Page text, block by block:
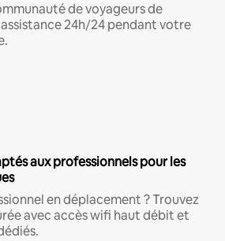
de voyageurs de
24h/24 pendant votre
aux professionnels pour les
en déplacement ? Trouvez
avec accès wifi haut débit et